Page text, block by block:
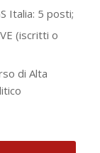
Italia: 5 posti;
(iscritti o
di Alta